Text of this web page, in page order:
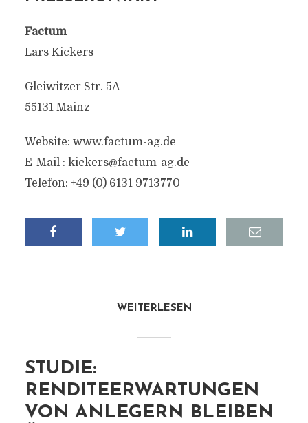
Factum
Lars Kickers
Gleiwitzer Str. 5A
55131 Mainz
Website: www.factum-ag.de
E-Mail : kickers@factum-ag.de
Telefon: +49 (0) 6131 9713770
WEITERLESEN
STUDIE:
RENDITEERWARTUNGEN
VON ANLEGERN BLEIBEN